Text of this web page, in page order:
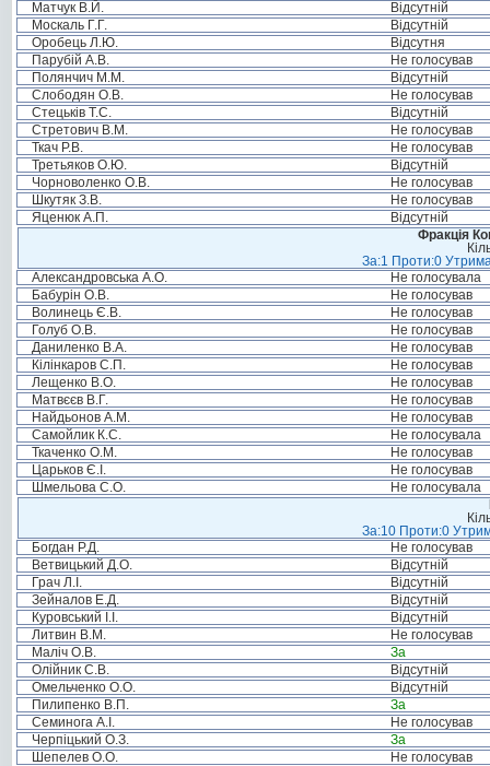
Матчук В.Й.
Відсутній
Москаль Г.Г.
Відсутній
Оробець Л.Ю.
Відсутня
Парубій А.В.
Не голосував
Полянчич М.М.
Відсутній
Слободян О.В.
Не голосував
Стецьків Т.С.
Відсутній
Стретович В.М.
Не голосував
Ткач Р.В.
Не голосував
Третьяков О.Ю.
Відсутній
Чорноволенко О.В.
Не голосував
Шкутяк З.В.
Не голосував
Яценюк А.П.
Відсутній
Фракція
За:1 Проти:0
Александровська А.О.
Не голосувала
Бабурін О.В.
Не голосував
Волинець Є.В.
Не голосував
Голуб О.В.
Не голосував
Даниленко В.А.
Не голосував
Кілінкаров С.П.
Не голосував
Лещенко В.О.
Не голосував
Матвєєв В.Г.
Не голосував
Найдьонов А.М.
Не голосував
Самойлик К.С.
Не голосувала
Ткаченко О.М.
Не голосував
Царьков Є.І.
Не голосував
Шмельова С.О.
Не голосувала
За:10 Проти:0
Богдан Р.Д.
Не голосував
Ветвицький Д.О.
Відсутній
Грач Л.І.
Відсутній
Зейналов Е.Д.
Відсутній
Куровський І.І.
Відсутній
Литвин В.М.
Не голосував
Маліч О.В.
За
Олійник С.В.
Відсутній
Омельченко О.О.
Відсутній
Пилипенко В.П.
За
Семинога А.І.
Не голосував
Черпіцький О.З.
За
Шепелев О.О.
Не голосував